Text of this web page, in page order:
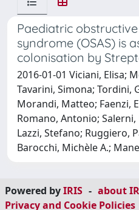
Paediatric
syndrome (OSAS) is
colonisation by
2016-01-01 Viciani, Elisa;
Tavarini, Simona; Tordini,
Morandi, Matteo; Faenzi,
Romano, Antonio;
Lazzi, Stefano; Ruggiero,
Barocchi, Michèle A.;
Powered byIRIS - about
Privacy and Cookie Policies